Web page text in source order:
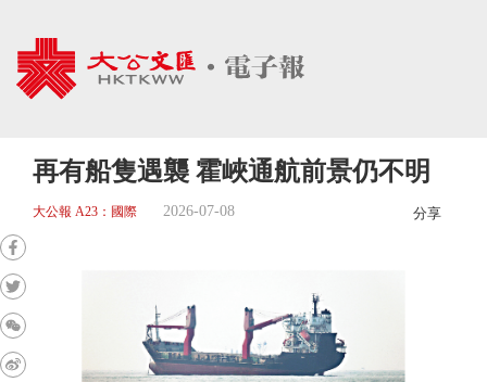
再有船隻遇襲 霍峽通航前景仍不明
大公報 A23：國際 2026-07-08 分享